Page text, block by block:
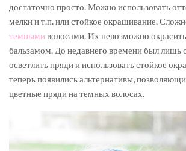
достаточно просто. Можно использовать
мелки и т.п. или стойкое окрашивание.
темными волосами. Их невозможно
бальзамом. До недавнего времени был лишь
осветлить пряди и использовать стойкое
теперь появились альтернативы,
цветные пряди на темных волосах.